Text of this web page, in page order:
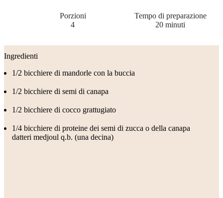
Porzioni
4
Tempo di preparazione
20 minuti
Ingredienti
1/2 bicchiere di mandorle con la buccia
1/2 bicchiere di semi di canapa
1/2 bicchiere di cocco grattugiato
1/4 bicchiere di proteine dei semi di zucca o della canapa
datteri medjoul q.b. (una decina)